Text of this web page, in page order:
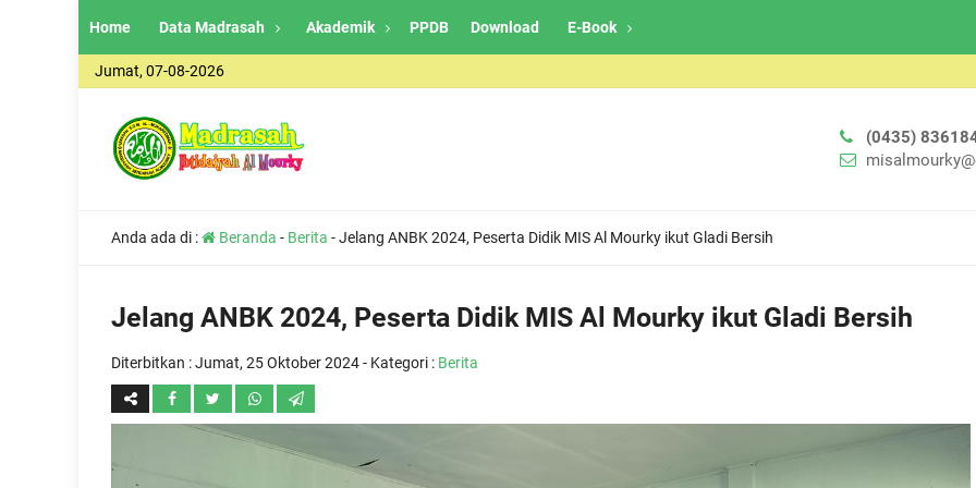
Home Data Madrasah Akademik PPDB Download E-Book
Jumat, 07-08-2026
(0435)
Anda ada di : Beranda - Berita -Jelang ANBK 2024, Peserta Didik MIS Al Mourky ikut Gladi Bersih
Jelang ANBK 2024, Peserta Didik MIS Al Mourky ikut Gladi Bersih
Diterbitkan :Jumat, 25 Oktober 2024- Kategori : Berita